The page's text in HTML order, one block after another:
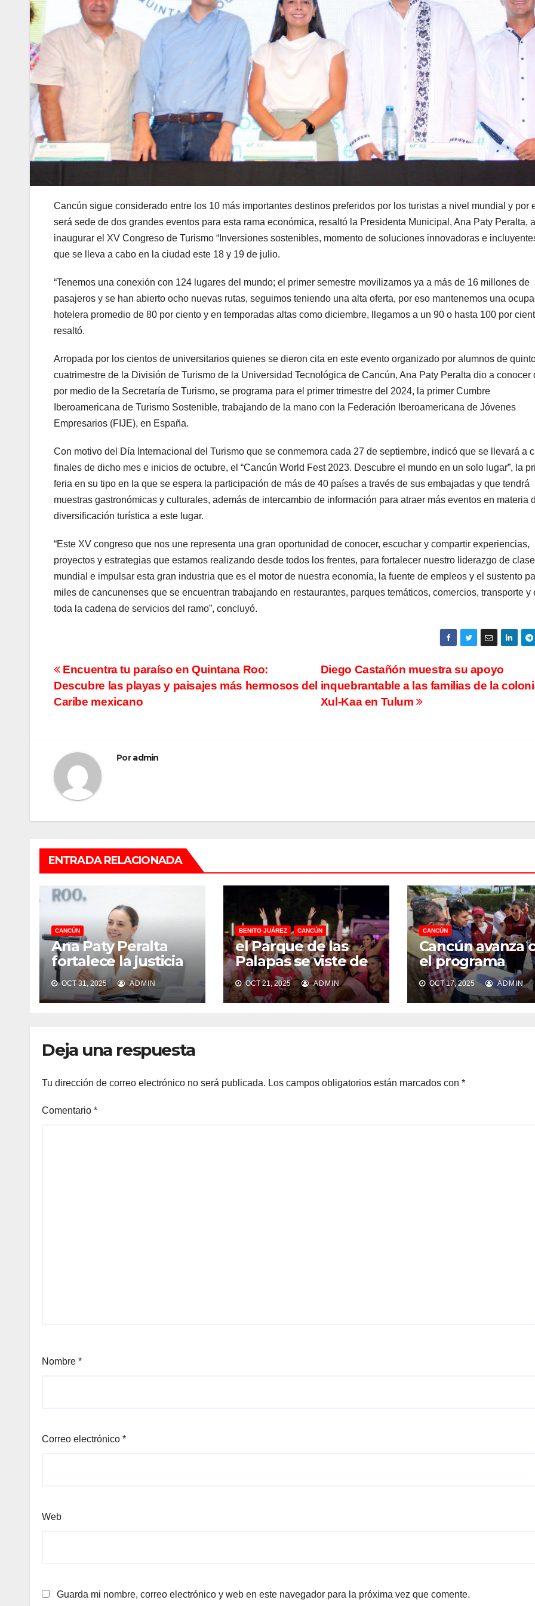
Cancún sigue considerado entre los 10 más importantes destinos preferidos por los turistas a nivel mundial y por
será sede de dos grandes eventos para esta rama económica, resaltó la Presidenta Municipal, Ana Paty Peralta, al
inaugurar el XV Congreso de Turismo “Inversiones sostenibles, momento de soluciones innovadoras e
que se lleva a cabo en la ciudad este 18 y 19 de julio.
“Tenemos una conexión con 124 lugares del mundo; el primer semestre movilizamos ya a más de 16 millones de
pasajeros y se han abierto ocho nuevas rutas, seguimos teniendo una alta oferta, por eso mantenemos una
hotelera promedio de 80 por ciento y en temporadas altas como diciembre, llegamos a un 90 o hasta 100 por
resaltó.
Arropada por los cientos de universitarios quienes se dieron cita en este evento organizado por alumnos de
cuatrimestre de la División de Turismo de la Universidad Tecnológica de Cancún, Ana Paty Peralta dio a conocer
por medio de la Secretaría de Turismo, se programa para el primer trimestre del 2024, la primer Cumbre
Iberoamericana de Turismo Sostenible, trabajando de la mano con la Federación Iberoamericana de Jóvenes
Empresarios (FIJE), en España.
Con motivo del Día Internacional del Turismo que se conmemora cada 27 de septiembre, indicó que se llevará a
finales de dicho mes e inicios de octubre, el “Cancún World Fest 2023. Descubre el mundo en un solo lugar”, la
feria en su tipo en la que se espera la participación de más de 40 países a través de sus embajadas y que tendrá
muestras gastronómicas y culturales, además de intercambio de información para atraer más eventos en materia
diversificación turística a este lugar.
“Este XV congreso que nos une representa una gran oportunidad de conocer, escuchar y compartir experiencias,
proyectos y estrategias que estamos realizando desde todos los frentes, para fortalecer nuestro liderazgo de clase
mundial e impulsar esta gran industria que es el motor de nuestra economía, la fuente de empleos y el sustento
miles de cancunenses que se encuentran trabajando en restaurantes, parques temáticos, comercios, transporte y
toda la cadena de servicios del ramo”, concluyó.
Navegación
de
Diego Castañón muestra su apoyo
inquebrantable a las familias de la
Xul-Kaa en Tulum
Encuentra tu paraíso en Quintana Roo:
Descubre las playas y paisajes más hermosos del
Caribe mexicano
Poradmin
ENTRADA RELACIONADA
CANCÚN
Ana Paty Peralta
fortalece la justicia
cívica
OCT 31, 2025 ADMIN
BENITO JUÁREZ CANCÚN
el Parque de las
Palapas se viste de
rosa
OCT 21, 2025 ADMIN
CANCÚN
Cancún avanza
el programa
“Caminos
OCT 17, 2025 ADMIN
Deja una respuesta
Tu dirección de correo electrónico no será publicada. Los campos obligatorios están marcados con *
Comentario *
Nombre *
Correo electrónico *
Web
Guarda mi nombre, correo electrónico y web en este navegador para la próxima vez que comente.